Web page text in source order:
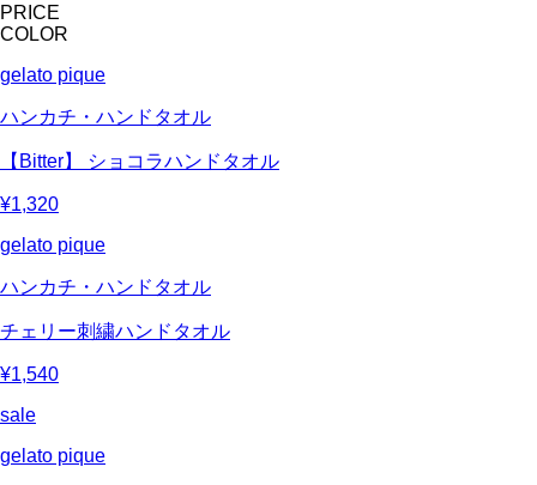
PRICE
COLOR
gelato pique
ハンカチ・ハンドタオル
【Bitter】 ショコラハンドタオル
¥1,320
gelato pique
ハンカチ・ハンドタオル
チェリー刺繍ハンドタオル
¥1,540
sale
gelato pique